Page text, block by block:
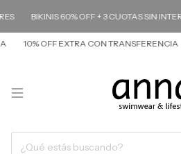
BIKINIS 60% OFF + 3 CUOTAS SIN INTERES
10% OFF EXTRA CON TRANSFERENCIA